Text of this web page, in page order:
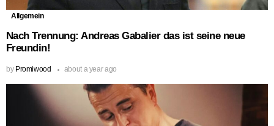
Allgemein
Nach Trennung: Andreas Gabalier das ist seine neue
Freundin!
by Promiwood about a year ago